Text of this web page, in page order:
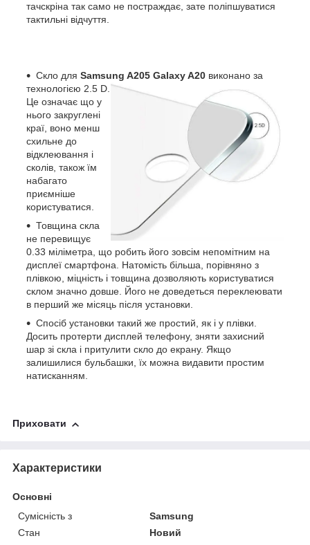
тачскріна так само не постраждає, зате поліпшуватися
тактильні відчуття.
Скло для Samsung A205 Galaxy A20 виконано за
технологією 2.5 D.
Це означає що у
нього закруглені
краї, воно менш
схильне до
відклеювання і
сколів, також їм
набагато
приємніше
користуватися.
Товщина скла
не перевищує
0.33 міліметра, що робить його зовсім непомітним на
дисплеї смартфона. Натомість більша, порівняно з
плівкою, міцність і товщина дозволяють користуватися
склом значно довше. Його не доведеться переклеювати
в перший же місяць після установки.
Спосіб установки такий же простий, як і у плівки.
Досить протерти дисплей телефону, зняти захисний
шар зі скла і притулити скло до екрану. Якщо
залишилися бульбашки, їх можна видавити простим
натисканням.
Приховати
Характеристики
Основні
Сумісність з
Samsung
Стан
Новий